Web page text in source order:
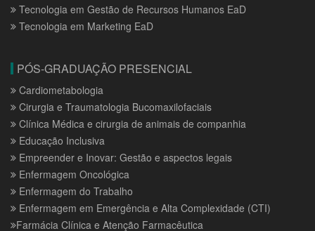
Tecnologia em Gestão de Recursos Humanos EaD
Tecnologia em Marketing EaD
PÓS-GRADUAÇÃO PRESENCIAL
Cardiometabologia
Cirurgia e Traumatologia Bucomaxilofaciais
Clínica Médica e cirurgia de animais de companhia
Educação Inclusiva
Empreender e Inovar: Gestão e aspectos legais
Enfermagem Oncológica
Enfermagem do Trabalho
Enfermagem em Emergência e Alta Complexidade (CTI)
Farmácia Clínica e Atenção Farmacêutica